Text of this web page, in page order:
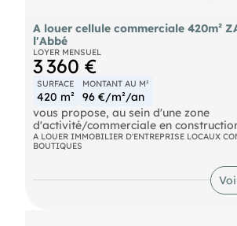
A louer cellule commerciale 420m²
l'Abbé
LOYER MENSUEL
3 360 €
SURFACE
420 m²
MONTANT AU M²
96 €/m²/an
vous propose, au sein d'une zone
d'activité/commerciale en
enveloppant la BIOCOOP de PONT
cellule d'activité (CELLULE NUMERO
420 m2 livrée brut, réseaux et fluides
A LOUER IMMOBILIER D'ENTREPRISE LOCAUX
BOUTIQUES